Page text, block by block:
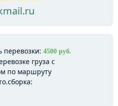
перевозки: 4500 руб.
груза с
по маршруту